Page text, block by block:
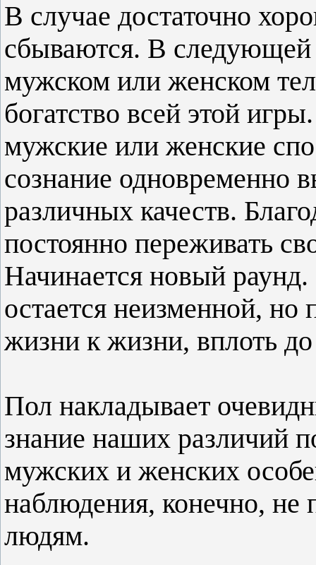
В случае достаточно
сбываются. В
мужском или женском
богатство всей этой
мужские или женские
сознание одновременно
различных качеств.
постоянно переживать
Начинается новый
остается неизменной,
жизни к жизни, вплоть
Пол накладывает
знание наших различий
мужских и женских
наблюдения, конечно,
людям.